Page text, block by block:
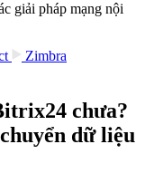
giải pháp mạng nội
Zimbra
chưa?
dữ liệu